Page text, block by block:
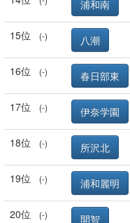
浦和南
15位 (-) 八潮
16位 (-) 春日部東
17位 (-) 伊奈学園
18位 (-) 所沢北
19位 (-) 浦和麗明
20位 (-) 開智